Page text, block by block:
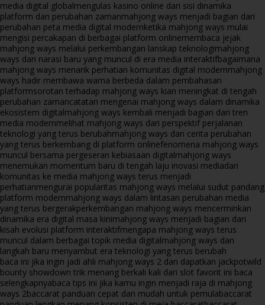
media digital globalmengulas kasino online dari sisi dinamika
platform dan perubahan zamanmahjong ways menjadi bagian dari
perubahan peta media digital modernketika mahjong ways mulai
mengisi percakapan di berbagai platform onlinemembaca jejak
mahjong ways melalui perkembangan lanskap teknologimahjong
ways dan narasi baru yang muncul di era media interaktifbagaimana
mahjong ways menarik perhatian komunitas digital modernmahjong
ways hadir membawa warna berbeda dalam pembahasan
platformsorotan terhadap mahjong ways kian meningkat di tengah
perubahan zamancatatan mengenai mahjong ways dalam dinamika
ekosistem digitalmahjong ways kembali menjadi bagian dari tren
media modernmelihat mahjong ways dari perspektif perjalanan
teknologi yang terus berubahmahjong ways dan cerita perubahan
yang terus berkembang di platform onlinefenomena mahjong ways
muncul bersama pergeseran kebiasaan digitalmahjong ways
menemukan momentum baru di tengah laju inovasi mediadari
komunitas ke media mahjong ways terus menjadi
perhatianmengurai popularitas mahjong ways melalui sudut pandang
platform modernmahjong ways dalam lintasan perubahan media
yang terus bergerakperkembangan mahjong ways mencerminkan
dinamika era digital masa kinimahjong ways menjadi bagian dari
kisah evolusi platform interaktifmengapa mahjong ways terus
muncul dalam berbagai topik media digitalmahjong ways dan
langkah baru menyambut era teknologi yang terus berubah
baca ini jika ingin jadi ahli mahjong ways 2 dan dapatkan jackpotwild
bounty showdown trik menang berkali kali dari slot favorit ini baca
selengkapnyabaca tips ini jika kamu ingin menjadi raja di mahjong
ways 2baccarat panduan cepat dan mudah untuk pemulabaccarat